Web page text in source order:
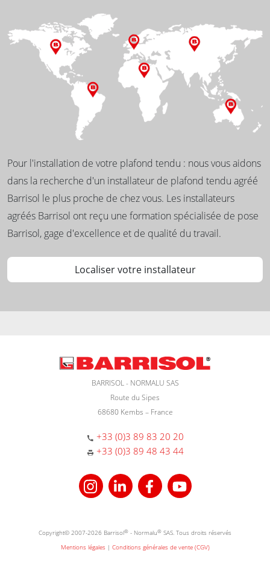
Pour l'installation de votre plafond tendu : nous vous aidons
dans la recherche d'un installateur de plafond tendu agréé
Barrisol le plus proche de chez vous. Les installateurs
agréés Barrisol ont reçu une formation spécialisée de pose
Barrisol, gage d'excellence et de qualité du travail.
Localiser votre installateur
BARRISOL - NORMALU SAS
Route du Sipes
68680 Kembs – France
+33 (0)3 89 83 20 20
+33 (0)3 89 48 43 44
Copyright© 2007-2026 Barrisol® - Normalu® SAS. Tous droits réservés
Mentions légales| Conditions générales de vente (CGV)